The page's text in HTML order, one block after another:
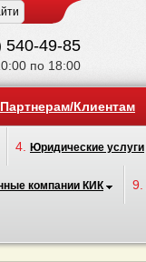
540-49-85
по 18:00
Партнерам/Клиентам
4. Юридические услуги
компании КИК 9.